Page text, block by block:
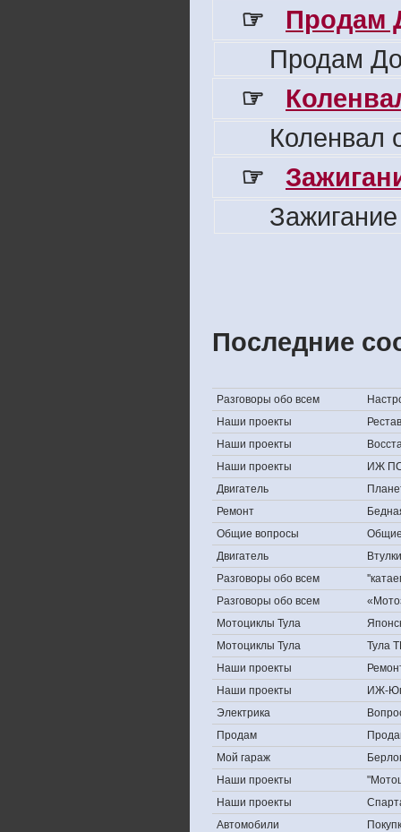
☞
Продам
Продам
☞
Коленвал
☞
Последние
Разговоры обо всем
Наши проекты
Наши проекты
Наши проекты
ИЖ ПС
Двигатель
Ремонт
Общие вопросы
Двигатель
Разговоры обо всем
Разговоры обо всем
Мотоциклы Тула
Мотоциклы Тула
Тула
Наши проекты
Наши проекты
ИЖ-
Электрика
Продам
Мой гараж
Наши проекты
Наши проекты
Автомобили